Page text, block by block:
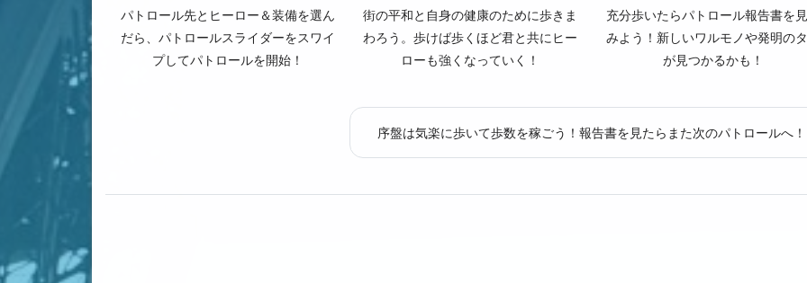
パトロール先とヒーロー＆装備を選ん
だら、パトロールスライダーをスワイ
プしてパトロールを開始！
街の平和と自身の健康のために歩きま
わろう。歩けば歩くほど君と共にヒー
ローも強くなっていく！
充分歩いたらパトロール報告書を
みよう！新しいワルモノや発明の
が見つかるかも！
序盤は気楽に歩いて歩数を稼ごう！報告書を見たらまた次のパトロールへ！